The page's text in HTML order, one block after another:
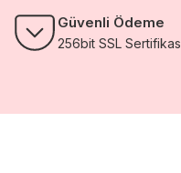
Güvenli Ödeme
256bit SSL